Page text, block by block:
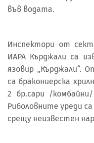
във водата.
Инспектори от
ИАРА Кърджали са
язовир „Кърджали“.
са бракониерска
2 бр.сари /
Риболовните уреди
срещу неизвестен